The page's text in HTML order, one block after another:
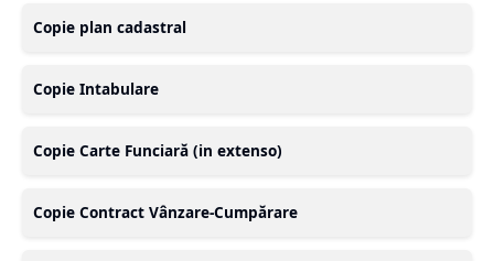
Copie plan cadastral
Copie Intabulare
Copie Carte Funciară (in extenso)
Copie Contract Vânzare-Cumpărare